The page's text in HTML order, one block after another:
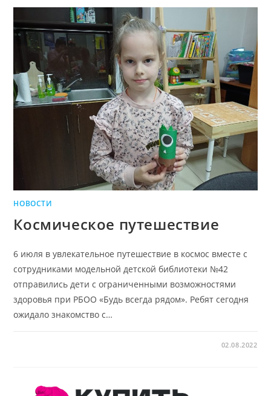
НОВОСТИ
Космическое путешествие
6 июля в увлекательное путешествие в космос вместе с
сотрудниками модельной детской библиотеки №42
отправились дети с ограниченными возможностями
здоровья при РБОО «Будь всегда рядом». Ребят сегодня
ожидало знакомство с…
02.08.2022